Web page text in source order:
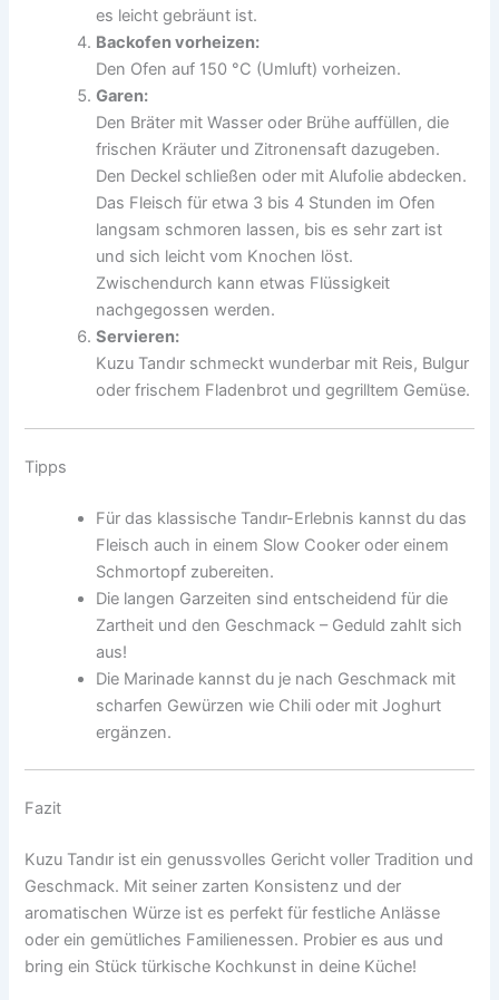
es leicht gebräunt ist.
Backofen vorheizen:
Den Ofen auf 150 °C (Umluft) vorheizen.
Garen:
Den Bräter mit Wasser oder Brühe auffüllen, die
frischen Kräuter und Zitronensaft dazugeben.
Den Deckel schließen oder mit Alufolie abdecken.
Das Fleisch für etwa 3 bis 4 Stunden im Ofen
langsam schmoren lassen, bis es sehr zart ist
und sich leicht vom Knochen löst.
Zwischendurch kann etwas Flüssigkeit
nachgegossen werden.
Servieren:
Kuzu Tandır schmeckt wunderbar mit Reis, Bulgur
oder frischem Fladenbrot und gegrilltem Gemüse.
Tipps
Für das klassische Tandır-Erlebnis kannst du das
Fleisch auch in einem Slow Cooker oder einem
Schmortopf zubereiten.
Die langen Garzeiten sind entscheidend für die
Zartheit und den Geschmack – Geduld zahlt sich
aus!
Die Marinade kannst du je nach Geschmack mit
scharfen Gewürzen wie Chili oder mit Joghurt
ergänzen.
Fazit
Kuzu Tandır ist ein genussvolles Gericht voller Tradition und
Geschmack. Mit seiner zarten Konsistenz und der
aromatischen Würze ist es perfekt für festliche Anlässe
oder ein gemütliches Familienessen. Probier es aus und
bring ein Stück türkische Kochkunst in deine Küche!